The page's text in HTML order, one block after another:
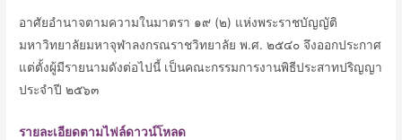
อาศัยอำนาจตามความในมาตรา ๑๙ (๒) แห่งพระราชบัญญัติ
มหาวิทยาลัยมหาจุฬาลงกรณราชวิทยาลัย พ.ศ. ๒๕๔๐ จึงออกประกาศ
แต่ตั้งผู้มีรายนามดังต่อไปนี้ เป็นคณะกรรมการงานพิธีประสาทปริญญา
ประจำปี ๒๕๖๓
รายละเอียดตามไฟล์ดาวน์โหลด